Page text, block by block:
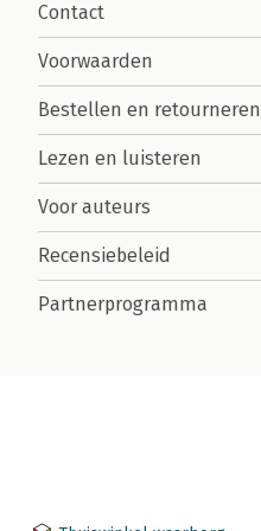
Contact
Voorwaarden
Bestellen en retourneren
Lezen en luisteren
Voor auteurs
Recensiebeleid
Partnerprogramma